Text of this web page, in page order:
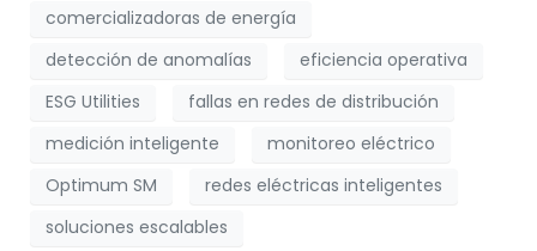
comercializadoras de energía
detección de anomalías
eficiencia operativa
ESG Utilities
fallas en redes de distribución
medición inteligente
monitoreo eléctrico
Optimum SM
redes eléctricas inteligentes
soluciones escalables